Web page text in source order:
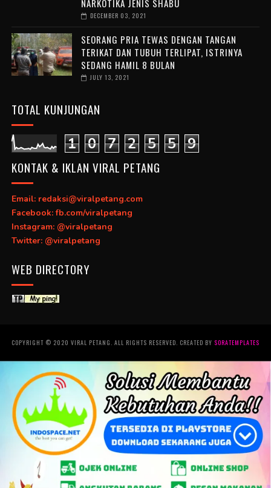
NARKOTIKA JENIS SHABU
DECEMBER 03, 2021
SEORANG PRIA TEWAS DENGAN TANGAN
TERIKAT DAN TUBUH TERLIPAT, ISTRINYA
SEDANG HAMIL 8 BULAN
JULY 13, 2021
TOTAL KUNJUNGAN
1 0 7 2 5 5 9
KONTAK & IKLAN VIRAL PETANG
Email: redaksi@viralpetang.com
Facebook: fb.com/viralpetang
Instagram: @viralpetang
Twitter: @viralpetang
WEB DIRECTORY
COPYRIGHT © 2020 VIRAL PETANG. ALL RIGHTS RESERVED. CREATED BY SORATEMPLATES